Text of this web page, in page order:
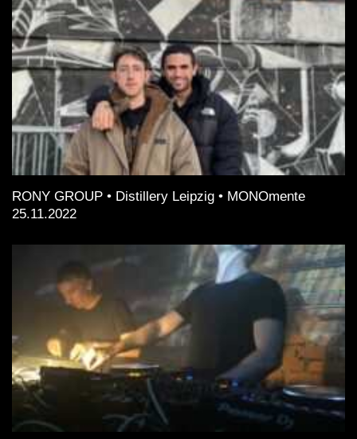
RONY GROUP • Distillery Leipzig • MONOmente
25.11.2022